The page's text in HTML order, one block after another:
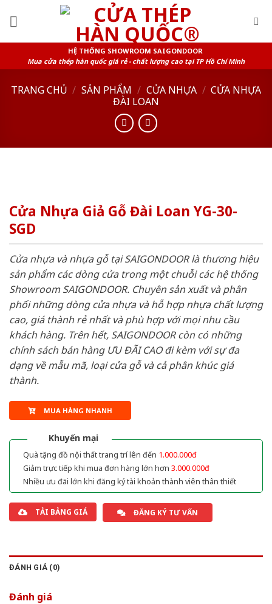
HỆ THỐNG SHOWROOM SAIGONDOOR
Mua cửa thép hàn quốc giá rẻ - chất lượng cao tại TP Hồ Chí Minh
TRANG CHỦ / SẢN PHẨM / CỬA NHỰA / CỬA NHỰA
ĐÀI LOAN
Cửa Nhựa Giả Gỗ Đài Loan YG-30-
SGD
Cửa nhựa và nhựa gỗ tại SAIGONDOOR là thương hiệu
sản phẩm các dòng cửa trong một chuỗi các hệ thống
Showroom SAIGONDOOR. Chuyên sản xuất và phân
phối những dòng cửa nhựa và hỗ hợp nhựa chất lượng
cao, giá thành rẻ nhất và phù hợp với mọi nhu cầu
khách hàng. Trên hết, SAIGONDOOR còn có những
chính sách bán hàng ƯU ĐÃI CAO đi kèm với sự đa
dạng về mẫu mã, loại cửa gỗ và cả phân khúc giá
thành.
MUA HÀNG NHANH
Khuyến mại
Quà tặng đồ nội thất trang trí lên đến 1.000.000đ
Giảm trực tiếp khi mua đơn hàng lớn hơn 3.000.000đ
Nhiều ưu đãi lớn khi đăng ký tài khoản thành viên thân thiết
TẢI BẢNG GIÁ ĐĂNG KÝ TƯ VẤN
ĐÁNH GIÁ (0)
Đánh giá